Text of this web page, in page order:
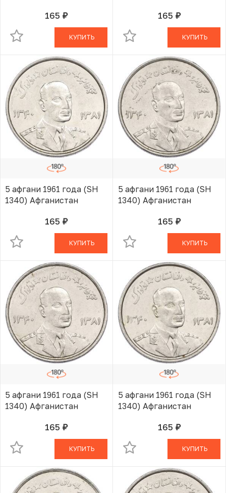
165 руб.В КОРЗИНЕ
КУПИТЬ
165 руб.В КОРЗИНЕ
КУПИТЬ
5 афгани 1961 года (SH
1340) Афганистан
165 руб.В КОРЗИНЕ
КУПИТЬ
5 афгани 1961 года (SH
1340) Афганистан
165 руб.В КОРЗИНЕ
КУПИТЬ
5 афгани 1961 года (SH
1340) Афганистан
165 руб.В КОРЗИНЕ
КУПИТЬ
5 афгани 1961 года (SH
1340) Афганистан
165 руб.В КОРЗИНЕ
КУПИТЬ